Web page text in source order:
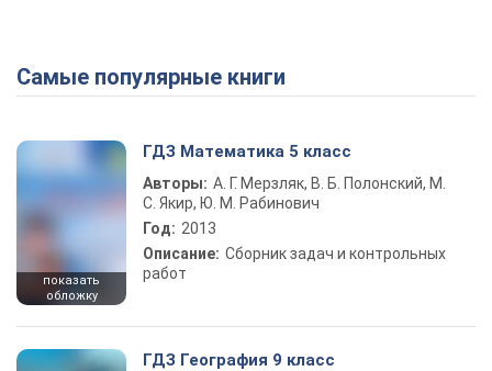
Самые популярные книги
показать
обложку
ГДЗ Математика 5 класс
Авторы: А. Г. Мерзляк, В. Б. Полонский, М.
С. Якир, Ю. М. Рабинович
Год: 2013
Описание: Сборник задач и контрольных
работ
ГДЗ География 9 класс